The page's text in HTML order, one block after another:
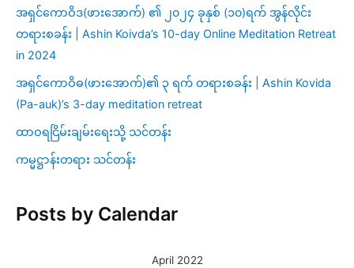
အရှင်ကောဝိဒ(ဖားအောက်) ၏ ၂၀၂၄ ခုနှစ် (၁၀)ရက် အွန်လိုင်း
တရားစခန်း | Ashin Koivda’s 10-day Online Meditation Retreat
in 2024
အရှင်ကောဝိဓ(ဖားအောက်)၏ ၃ ရက် တရားစခန်း | Ashin Kovida
(Pa-auk)’s 3-day meditation retreat
ထာဝရငြိမ်းချမ်းရေးသို့ သင်တန်း
ကမ္မဋ္ဌာန်းတရား သင်တန်း
Posts by Calendar
April 2022